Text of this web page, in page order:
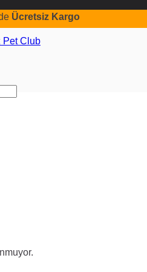
Ücretsiz Kargo